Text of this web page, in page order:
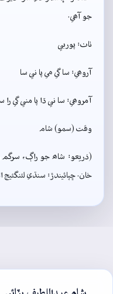
جو آھي.
ٺاٺ: پوربي
آروھي: سا گي مي پا ني سا
آمروھي: سا ني ڌا پا مني گي را
وقت (سمو) شام
(ذريعو: شاھ جو راڳ، سرگم
خان. ڇپائيندڙ: سنڌي لئنگئيج